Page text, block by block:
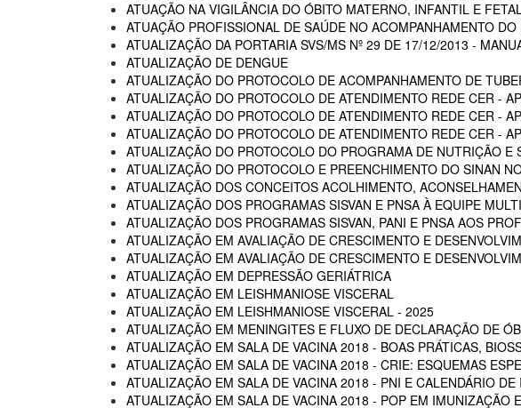
ATUAÇÃO NA VIGILÂNCIA DO ÓBITO MATERNO, INFANTIL E
ATUAÇÃO PROFISSIONAL DE SAÚDE NO ACOMPANHAMENTO
ATUALIZAÇÃO DA PORTARIA SVS/MS Nº 29 DE 17/12/2013 -
ATUALIZAÇÃO DE DENGUE
ATUALIZAÇÃO DO PROTOCOLO DE ACOMPANHAMENTO DE
ATUALIZAÇÃO DO PROTOCOLO DE ATENDIMENTO REDE CER -
ATUALIZAÇÃO DO PROTOCOLO DE ATENDIMENTO REDE CER -
ATUALIZAÇÃO DO PROTOCOLO DE ATENDIMENTO REDE CER -
ATUALIZAÇÃO DO PROTOCOLO DO PROGRAMA DE NUTRIÇÃO E
ATUALIZAÇÃO DO PROTOCOLO E PREENCHIMENTO DO SINAN
ATUALIZAÇÃO DOS CONCEITOS ACOLHIMENTO,
ATUALIZAÇÃO DOS PROGRAMAS SISVAN E PNSA À EQUIPE
ATUALIZAÇÃO DOS PROGRAMAS SISVAN, PANI E PNSA AOS
ATUALIZAÇÃO EM AVALIAÇÃO DE CRESCIMENTO E
ATUALIZAÇÃO EM AVALIAÇÃO DE CRESCIMENTO E
ATUALIZAÇÃO EM DEPRESSÃO GERIÁTRICA
ATUALIZAÇÃO EM LEISHMANIOSE VISCERAL
ATUALIZAÇÃO EM LEISHMANIOSE VISCERAL - 2025
ATUALIZAÇÃO EM MENINGITES E FLUXO DE DECLARAÇÃO DE
ATUALIZAÇÃO EM SALA DE VACINA 2018 - BOAS PRÁTICAS,
ATUALIZAÇÃO EM SALA DE VACINA 2018 - CRIE: ESQUEMAS
ATUALIZAÇÃO EM SALA DE VACINA 2018 - PNI E CALENDÁRIO
ATUALIZAÇÃO EM SALA DE VACINA 2018 - POP EM IMUNIZAÇÃO